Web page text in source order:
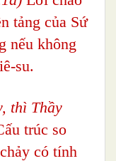
tảng của Sứ
nếu không
su.
thì Thầy
trúc so
có tính